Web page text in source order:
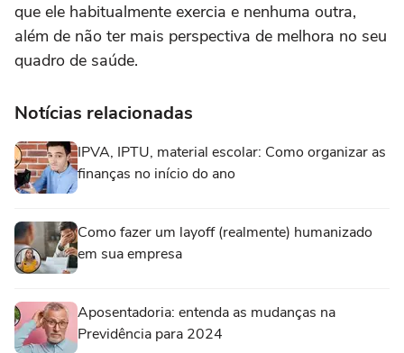
que ele habitualmente exercia e nenhuma outra,
além de não ter mais perspectiva de melhora no seu
quadro de saúde.
Notícias relacionadas
IPVA, IPTU, material escolar: Como organizar as
finanças no início do ano
Como fazer um layoff (realmente) humanizado
em sua empresa
Aposentadoria: entenda as mudanças na
Previdência para 2024